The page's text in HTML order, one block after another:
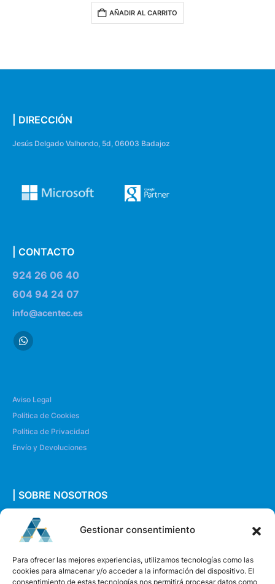
Gestionar consentimiento
Para ofrecer las mejores experiencias, utilizamos tecnologías como las
cookies para almacenar y/o acceder a la información del dispositivo. El
consentimiento de estas tecnologías nos permitirá procesar datos como
AÑADIR AL CARRITO
| DIRECCIÓN
Jesús Delgado Valhondo, 5d, 06003 Badajoz
| CONTACTO
924 26 06 40
604 94 24 07
info@acentec.es
Aviso Legal
Política de Cookies
Política de Privacidad
Envío y Devoluciones
| SOBRE NOSOTROS
Quiénes somos
Envíanos un mensaje